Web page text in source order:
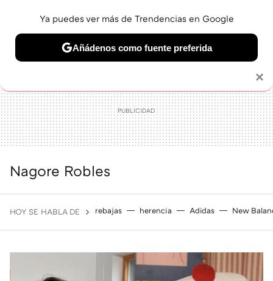
BELLEZA SHOPPING VIAJES GASTRO SNEAKERS
Nagore Robles
HOY SE HABLA DE rebajas herencia Adidas New
×
Ya puedes ver más de Trendencias en Google
Añádenos como fuente preferida